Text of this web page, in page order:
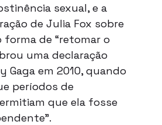
sexual, e a
de Julia Fox sobre
forma de “retomar o
uma declaração
Gaga em 2010, quando
períodos de
que ela fosse